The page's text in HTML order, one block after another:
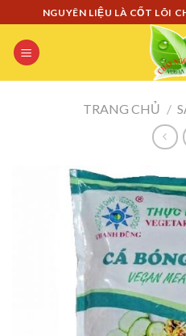
to
content
NGUYÊN LIỆU LÀ CỐT LÕI
TRANG CHỦ /